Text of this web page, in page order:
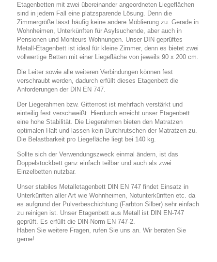
Etagenbetten mit zwei übereinander angeordneten Liegeflächen
sind in jedem Fall eine platzsparende Lösung. Denn die
Zimmergröße lässt häufig keine andere Möblierung zu. Gerade in
Wohnheimen, Unterkünften für Asylsuchende, aber auch in
Pensionen und Monteurs Wohnungen. Unser DIN geprüftes
Metall-Etagenbett ist ideal für kleine Zimmer, denn es bietet zwei
vollwertige Betten mit einer Liegefläche von jeweils 90 x 200 cm.
Die Leiter sowie alle weiteren Verbindungen können fest
verschraubt werden, dadurch erfüllt dieses Etagenbett die
Anforderungen der DIN EN 747.
Der Liegerahmen bzw. Gitterrost ist mehrfach verstärkt und
einteilig fest verschweißt. Hierdurch erreicht unser Etagenbett
eine hohe Stabilität. Die Liegerahmen bieten den Matratzen
optimalen Halt und lassen kein Durchrutschen der Matratzen zu.
Die Belastbarkeit pro Liegefläche liegt bei 140 kg.
Sollte sich der Verwendungszweck einmal ändern, ist das
Doppelstockbett ganz einfach teilbar und auch als zwei
Einzelbetten nutzbar.
Unser stabiles Metalletagenbett DIN EN 747 findet Einsatz in
Unterkünften aller Art wie Wohnheimen, Notunterkünften etc. da
es aufgrund der Pulverbeschichtung (Farbton Silber) sehr einfach
zu reinigen ist. Unser Etagenbett aus Metall ist DIN EN-747
geprüft. Es erfüllt die DIN-Norm EN 747-2.
Haben Sie weitere Fragen, rufen Sie uns an. Wir beraten Sie
gerne!